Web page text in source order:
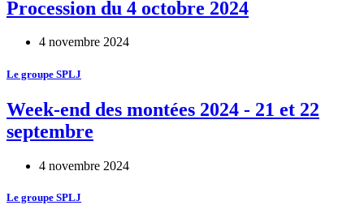
Procession du 4 octobre 2024
4 novembre 2024
Le groupe SPLJ
Week-end des montées 2024 - 21 et 22
septembre
4 novembre 2024
Le groupe SPLJ